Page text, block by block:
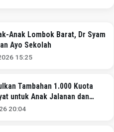
Anak Lombok Barat, Dr Syam
Ayo Sekolah
15:25
Tambahan 1.000 Kuota
untuk Anak Jalanan dan
20:04